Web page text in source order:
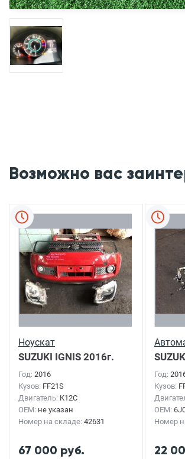
Возможно вас
Ноускат
SUZUKI IGNIS 2016г.
Год: 2016
Кузов: FF21S
Двигатель: K12C
OEM: не указан
Номер на складе: 42631
67 000 руб.
Год:
Кузов:
OEM:
Номер
22